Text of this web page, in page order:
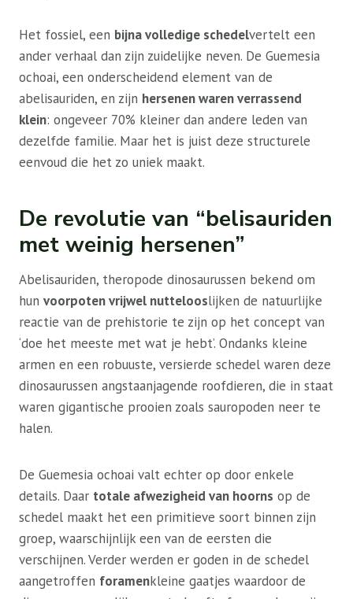
Het fossiel, een bijna volledige schedelvertelt een
ander verhaal dan zijn zuidelijke neven. De Guemesia
ochoai, een onderscheidend element van de
abelisauriden, en zijn hersenen waren verrassend
klein: ongeveer 70% kleiner dan andere leden van
dezelfde familie. Maar het is juist deze structurele
eenvoud die het zo uniek maakt.
De revolutie van “belisauriden
met weinig hersenen”
Abelisauriden, theropode dinosaurussen bekend om
hun voorpoten vrijwel nuttelooslijken de natuurlijke
reactie van de prehistorie te zijn op het concept van
‘doe het meeste met wat je hebt’. Ondanks kleine
armen en een robuuste, versierde schedel waren deze
dinosaurussen angstaanjagende roofdieren, die in staat
waren gigantische prooien zoals sauropoden neer te
halen.
De Guemesia ochoai valt echter op door enkele
details. Daar totale afwezigheid van hoorns op de
schedel maakt het een primitieve soort binnen zijn
groep, waarschijnlijk een van de eersten die
verschijnen. Verder werden er goden in de schedel
aangetroffen foramenkleine gaatjes waardoor de